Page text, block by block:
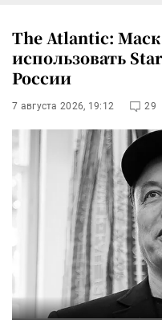
The Atlantic:
использовать
России
7 августа 2026, 19:12 29